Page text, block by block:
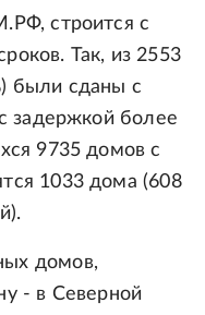
строится с
Так, из 2553
были сданы с
задержкой более
9735 домов с
1033 дома (608
домов,
- в Северной